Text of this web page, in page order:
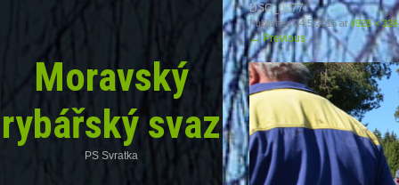
Moravský
rybářský svaz
PS Svratka
DSC_0277
Published24.5.2016at4928 ×
←Previous